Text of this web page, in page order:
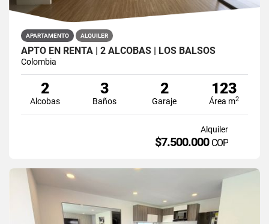
APARTAMENTO ALQUILER
APTO EN RENTA | 2 ALCOBAS | LOS BALSOS
Colombia
2
Alcobas
3
Baños
2
Garaje
123
Área m2
Alquiler
$7.500.000 COP